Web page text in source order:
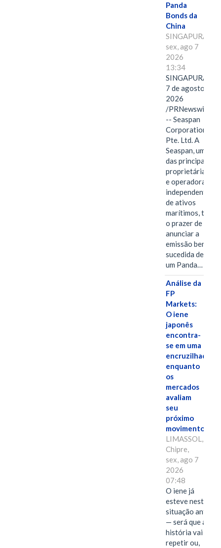
Panda
Bonds da
China
SINGAPURA,
sex, ago 7
2026
13:34
SINGAPURA,
7 de agosto de
2026
/PRNewswire/
-- Seaspan
Corporation
Pte. Ltd. A
Seaspan, uma
das principais
proprietárias
e operadoras
independentes
de ativos
marítimos, tem
o prazer de
anunciar a
emissão bem-
sucedida de
um Panda…
Análise da
FP
Markets:
O iene
japonês
encontra-
se em uma
encruzilhada
enquanto
os
mercados
avaliam
seu
próximo
movimento.
LIMASSOL,
Chipre,
sex, ago 7
2026
07:48
O iene já
esteve nesta
situação antes
— será que a
história vai se
repetir ou,